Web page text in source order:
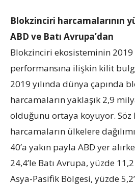
Blokzinciri harcamalarının
ABD ve Batı Avrupa’dan
Blokzinciri ekosisteminin 2019
performansına ilişkin kilit
2019 yılında dünya çapında
harcamaların yaklaşık 2,9
olduğunu ortaya koyuyor. Söz
harcamaların ülkelere
40’a yakın payla ABD yer
24,4’le Batı Avrupa, yüzde
Asya-Pasifik Bölgesi, yüzde